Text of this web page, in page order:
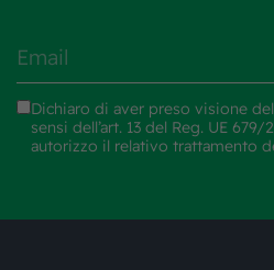
Dichiaro di aver preso visione
sensi dell’art. 13 del Reg. UE
autorizzo il relativo trattamento